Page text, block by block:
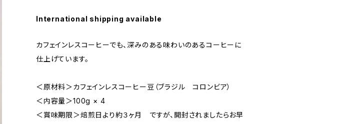
International shipping available
カフェインレスコーヒーでも、深みのある味わいのあるコーヒーに
仕上げています。
＜原材料＞カフェインレスコーヒー豆（ブラジル コロンビア）
＜内容量＞100g × 4
＜賞味期限＞焙煎日より約３ヶ月 ですが、開封されましたらお早